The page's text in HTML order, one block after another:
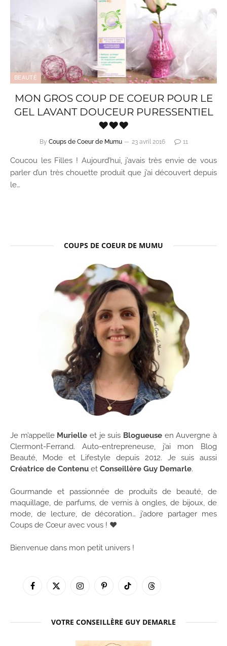
BEAUTÉ
MON GROS COUP DE COEUR POUR LE
GEL LAVANT DOUCEUR PURESSENTIEL
♥♥♥
By Coups de Coeur de Mumu 23 avril 2016 11
Coucou les Filles ! Aujourd’hui, j’avais très envie de vous
parler d’un très chouette produit que j’ai découvert depuis
le…
COUPS DE COEUR DE MUMU
Je m’appelle Murielle et je suis Blogueuse en Auvergne à
Clermont-Ferrand. Auto-entrepreneuse, j’ai mon Blog
Beauté, Mode et Lifestyle depuis 2012. Je suis aussi
Créatrice de Contenu et Conseillère Guy Demarle.
Gourmande et passionnée de produits de beauté, de
maquillage, de parfums, de vernis à ongles, de bijoux, de
mode, de lecture, de décoration… j’adore partager mes
Coups de Cœur avec vous ! ♥
Bienvenue dans mon petit univers !
Facebook
X
InstagramPinterestTikTok Threads
VOTRE CONSEILLÈRE GUY DEMARLE